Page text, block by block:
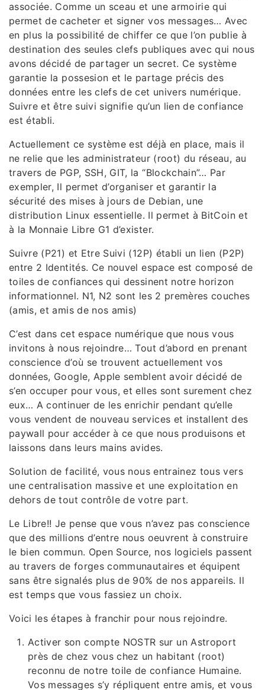
associée. Comme un sceau et une armoirie qui
permet de cacheter et signer vos messages… Avec
en plus la possibilité de chiffer ce que l’on publie à
destination des seules clefs publiques avec qui nous
avons décidé de partager un secret. Ce système
garantie la possesion et le partage précis des
données entre les clefs de cet univers numérique.
Suivre et être suivi signifie qu’un lien de confiance
est établi.
Actuellement ce système est déjà en place, mais il
ne relie que les administrateur (root) du réseau, au
travers de PGP, SSH, GIT, la “Blockchain”… Par
exempler, Il permet d’organiser et garantir la
sécurité des mises à jours de Debian, une
distribution Linux essentielle. Il permet à BitCoin et
à la Monnaie Libre G1 d’exister.
Suivre (P21) et Etre Suivi (12P) établi un lien (P2P)
entre 2 Identités. Ce nouvel espace est composé de
toiles de confiances qui dessinent notre horizon
informationnel. N1, N2 sont les 2 premères couches
(amis, et amis de nos amis)
C’est dans cet espace numérique que nous vous
invitons à nous rejoindre… Tout d’abord en prenant
conscience d’où se trouvent actuellement vos
données, Google, Apple semblent avoir décidé de
s’en occuper pour vous, et elles sont surement chez
eux… A continuer de les enrichir pendant qu’elle
vous vendent de nouveau services et installent des
paywall pour accéder à ce que nous produisons et
laissons dans leurs mains avides.
Solution de facilité, vous nous entrainez tous vers
une centralisation massive et une exploitation en
dehors de tout contrôle de votre part.
Le Libre!! Je pense que vous n’avez pas conscience
que des millions d’entre nous oeuvrent à construire
le bien commun. Open Source, nos logiciels passent
au travers de forges communautaires et équipent
sans être signalés plus de 90% de nos appareils. Il
est temps que vous fassiez un choix.
Voici les étapes à franchir pour nous rejoindre.
Activer son compte NOSTR sur un Astroport
près de chez vous chez un habitant (root)
reconnu de notre toile de confiance Humaine.
Vos messages s’y répliquent entre amis, et vous